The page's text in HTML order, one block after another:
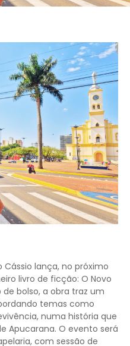
lança, no próximo
livro de ficção: O Novo
bolso, a obra traz um
temas como
numa história que
Apucarana. O evento será
com sessão de